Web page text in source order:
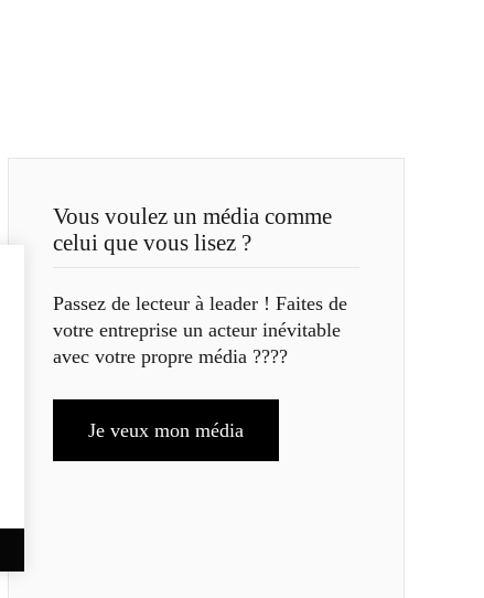
Vous voulez un média comme
celui que vous lisez ?
Passez de lecteur à leader ! Faites de
votre entreprise un acteur inévitable
avec votre propre média ????
Je veux mon média